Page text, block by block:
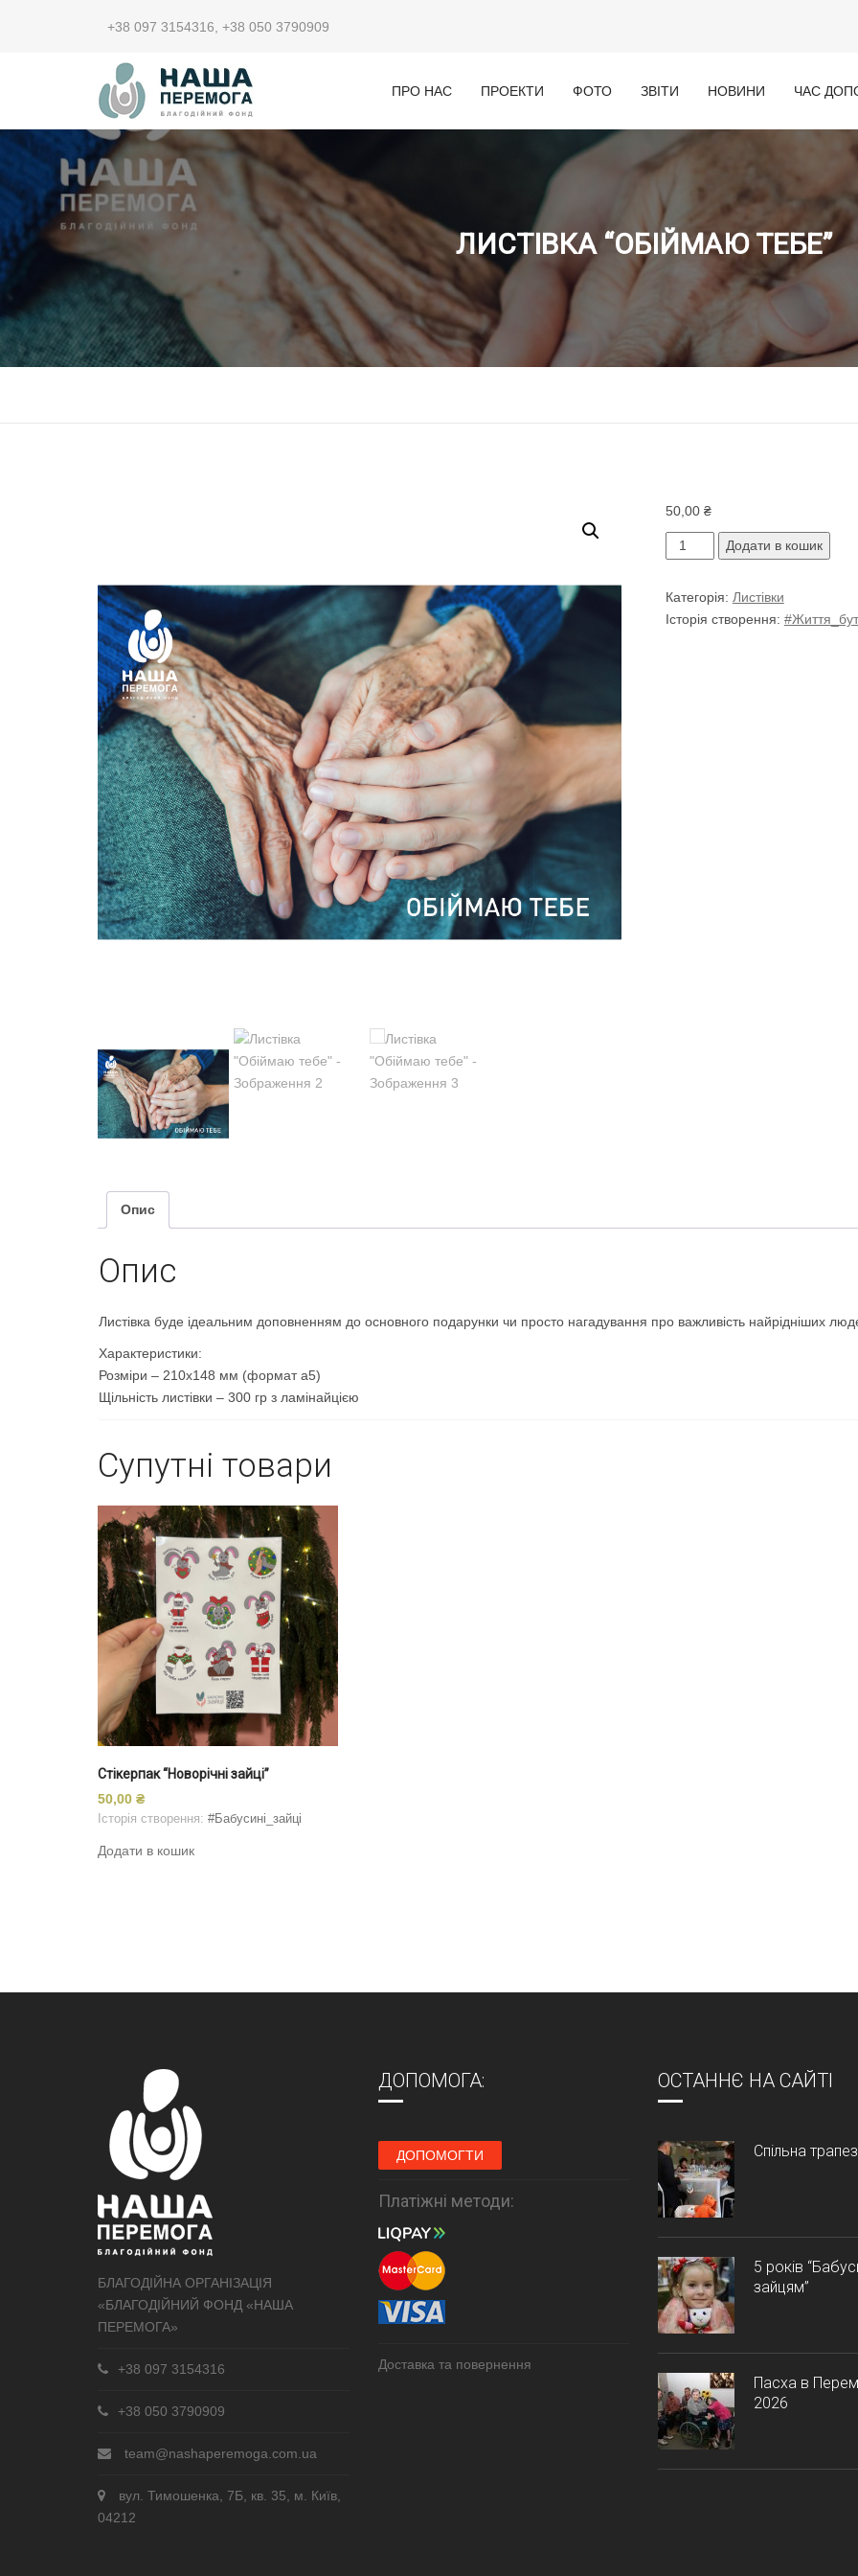
+38 097 3154316 +38 050 3790909
ПРО НАС ПРОЕКТИ ФОТО ЗВІТИ НОВИНИ ЧАС
ЛИСТІВКА “ОБІЙМАЮ ТЕБЕ”
50,00 ₴
Листівка
"Обіймаю
кількість
Додати в кошик
Категорія: Листівки
Історія створення:
Опис
Опис
Листівка буде ідеальним доповненням до основного подарунки чи просто нагадування про важливість найрідніших
Характеристики:
Розміри – 210х148 мм (формат а5)
Щільність листівки – 300 гр з ламінайцією
Супутні товари
Стікерпак “Новорічні зайці”
50,00 ₴
Історія створення: #Бабусині_зайці
Додати в кошик
БЛАГОДІЙНА ОРГАНІЗАЦІЯ
«БЛАГОДІЙНИЙ ФОНД «НАША
ПЕРЕМОГА»
+38 097 3154316
+38 050 3790909
team@nashaperemoga.com.ua
вул. Тимошенка, 7Б, кв. 35, м. Київ,
04212
ДОПОМОГА:
ДОПОМОГТИ
Платіжні методи:
Доставка та повернення
ОСТАННЄ НА САЙТІ
Спільна
5 років
зайцям”
Пасха в
2026